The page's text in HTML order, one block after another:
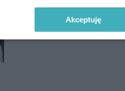
Akceptuję